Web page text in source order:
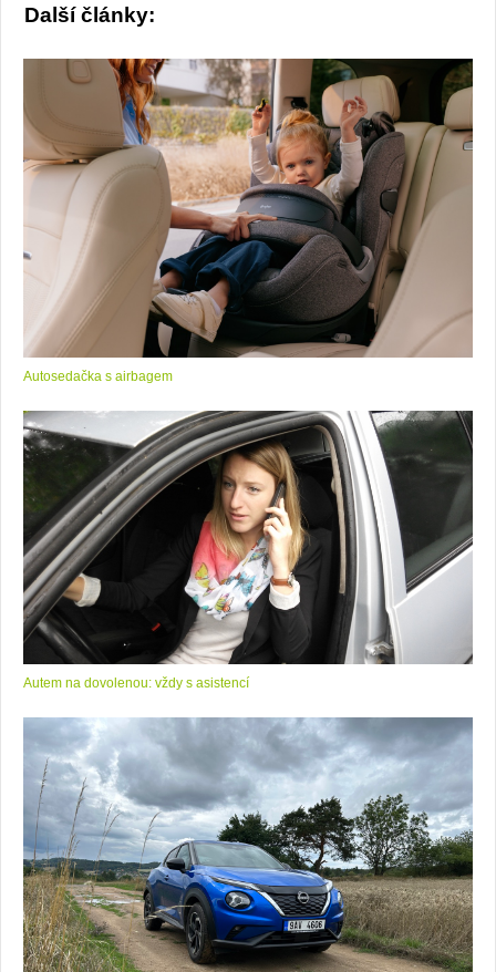
Další články:
Autosedačka s airbagem
Autem na dovolenou: vždy s asistencí